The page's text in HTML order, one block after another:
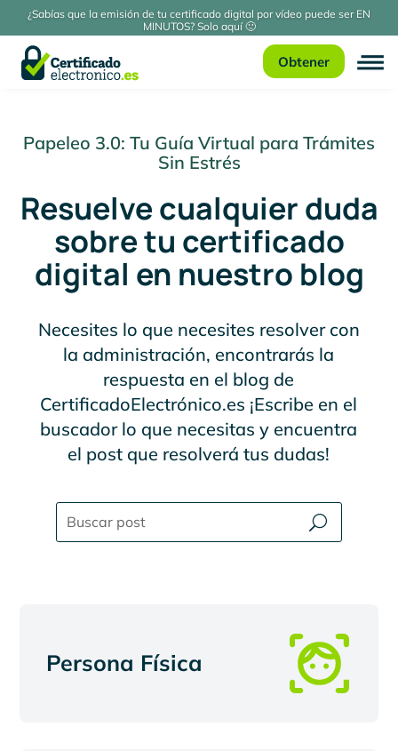
¿Sabías que la emisión de tu certificado digital por vídeo puede ser EN
MINUTOS? Solo aquí 🙂
Obtener
Papeleo 3.0: Tu Guía Virtual para Trámites
Sin Estrés
Resuelve cualquier duda
sobre tu certificado
digital en nuestro blog
Necesites lo que necesites resolver con
la administración, encontrarás la
respuesta en el blog de
CertificadoElectrónico.es ¡Escribe en el
buscador lo que necesitas y encuentra
el post que resolverá tus dudas!
Persona Física